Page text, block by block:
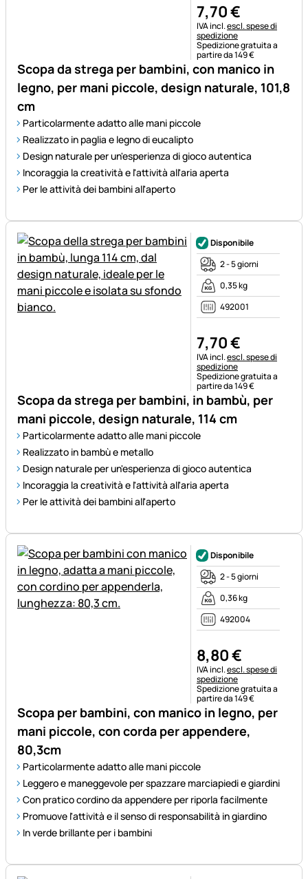
Scopa da strega per bambini, con manico in
legno, per mani piccole, design naturale, 101,8
cm
Particolarmente adatto alle mani piccole
Realizzato in paglia e legno di eucalipto
Design naturale per un'esperienza di gioco autentica
Incoraggia la creatività e l'attività all'aria aperta
Per le attività dei bambini all'aperto
7,70€
Informazioni fiscali:
IVA incl.escl. spese di
spedizione
Spedizione gratuita a
partire da 149 €
Scopa da strega per bambini, in bambù, per
mani piccole, design naturale, 114 cm
Particolarmente adatto alle mani piccole
Realizzato in bambù e metallo
Design naturale per un'esperienza di gioco autentica
Incoraggia la creatività e l'attività all'aria aperta
Per le attività dei bambini all'aperto
Disponibile
2 - 5 giorni
0,35 kg
492001
7,70€
Informazioni fiscali:
IVA incl.escl. spese di
spedizione
Spedizione gratuita a
partire da 149 €
Scopa per bambini, con manico in legno, per
mani piccole, con corda per appendere,
80,3cm
Particolarmente adatto alle mani piccole
Leggero e maneggevole per spazzare marciapiedi e giardini
Con pratico cordino da appendere per riporla facilmente
Promuove l'attività e il senso di responsabilità in giardino
In verde brillante per i bambini
Disponibile
2 - 5 giorni
0,36 kg
492004
8,80€
Informazioni fiscali:
IVA incl.escl. spese di
spedizione
Spedizione gratuita a
partire da 149 €